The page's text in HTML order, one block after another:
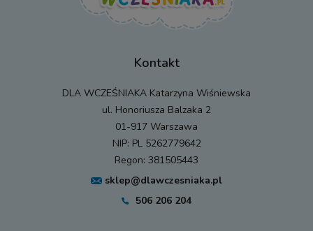
Kontakt
DLA WCZEŚNIAKA Katarzyna Wiśniewska
ul. Honoriusza Balzaka 2
01-917 Warszawa
NIP: PL 5262779642
Regon: 381505443
sklep@dlawczesniaka.pl
506 206 204